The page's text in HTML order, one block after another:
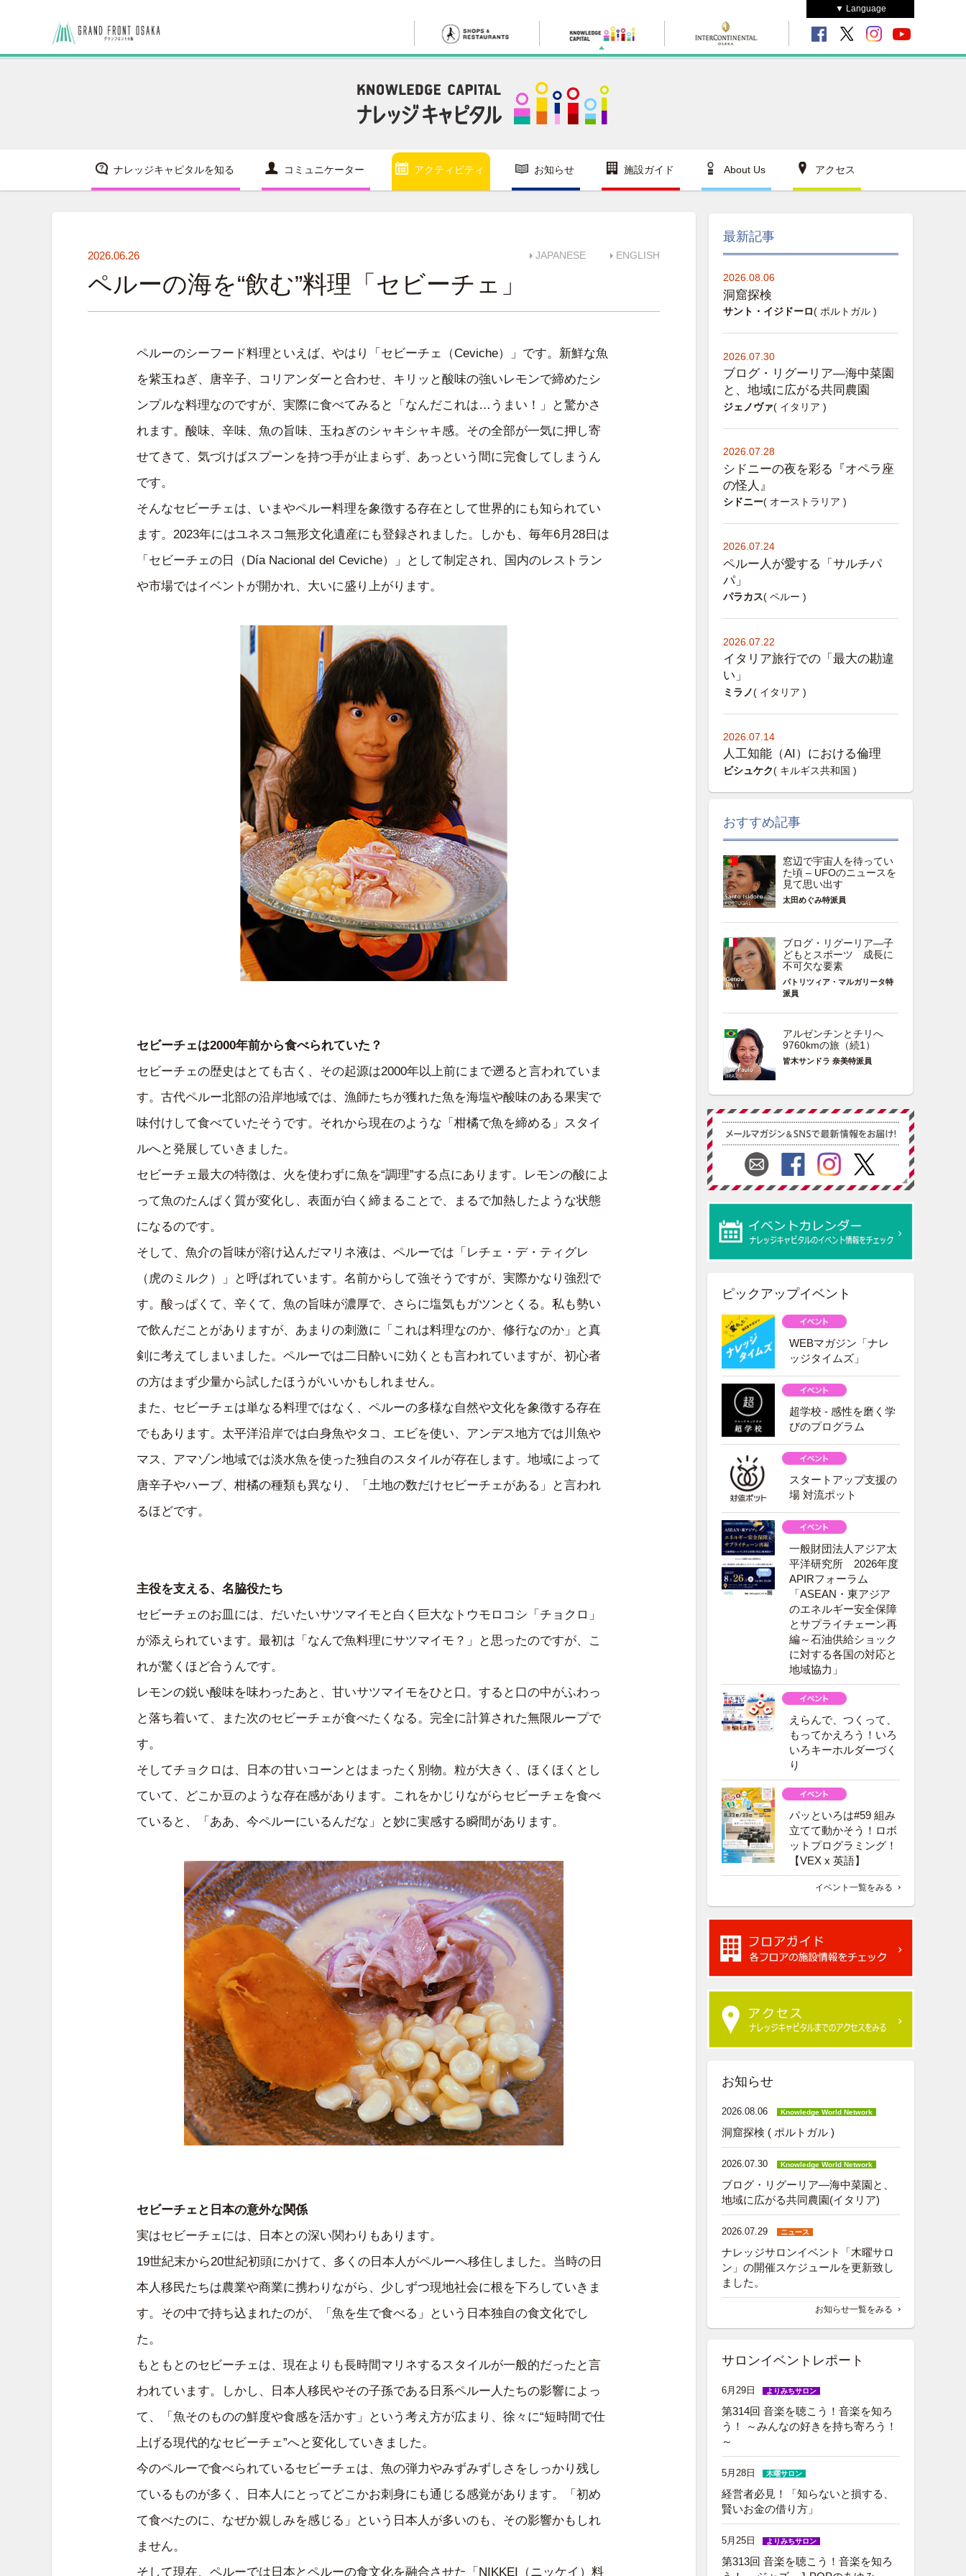
▼ Language
ナレッジキャピタルを知る コミュニケーター アクティビティ お知らせ 施設ガイド About Us アクセス
JAPANESE ENGLISH
2026.06.26
ペルーの海を“飲む”料理「セビーチェ」
ペルーのシーフード料理といえば、やはり「セビーチェ（Ceviche）」です。新鮮な魚
を紫玉ねぎ、唐辛子、コリアンダーと合わせ、キリッと酸味の強いレモンで締めたシ
ンプルな料理なのですが、実際に食べてみると「なんだこれは…うまい！」と驚かさ
れます。酸味、辛味、魚の旨味、玉ねぎのシャキシャキ感。その全部が一気に押し寄
せてきて、気づけばスプーンを持つ手が止まらず、あっという間に完食してしまうん
です。
そんなセビーチェは、いまやペルー料理を象徴する存在として世界的にも知られてい
ます。2023年にはユネスコ無形文化遺産にも登録されました。しかも、毎年6月28日は
「セビーチェの日（Día Nacional del Ceviche）」として制定され、国内のレストラン
や市場ではイベントが開かれ、大いに盛り上がります。
セビーチェは2000年前から食べられていた？
セビーチェの歴史はとても古く、その起源は2000年以上前にまで遡ると言われていま
す。古代ペルー北部の沿岸地域では、漁師たちが獲れた魚を海塩や酸味のある果実で
味付けして食べていたそうです。それから現在のような「柑橘で魚を締める」スタイ
ルへと発展していきました。
セビーチェ最大の特徴は、火を使わずに魚を“調理”する点にあります。レモンの酸によ
って魚のたんぱく質が変化し、表面が白く締まることで、まるで加熱したような状態
になるのです。
そして、魚介の旨味が溶け込んだマリネ液は、ペルーでは「レチェ・デ・ティグレ
（虎のミルク）」と呼ばれています。名前からして強そうですが、実際かなり強烈で
す。酸っぱくて、辛くて、魚の旨味が濃厚で、さらに塩気もガツンとくる。私も勢い
で飲んだことがありますが、あまりの刺激に「これは料理なのか、修行なのか」と真
剣に考えてしまいました。ペルーでは二日酔いに効くとも言われていますが、初心者
の方はまず少量から試したほうがいいかもしれません。
また、セビーチェは単なる料理ではなく、ペルーの多様な自然や文化を象徴する存在
でもあります。太平洋沿岸では白身魚やタコ、エビを使い、アンデス地方では川魚や
マス、アマゾン地域では淡水魚を使った独自のスタイルが存在します。地域によって
唐辛子やハーブ、柑橘の種類も異なり、「土地の数だけセビーチェがある」と言われ
るほどです。
主役を支える、名脇役たち
セビーチェのお皿には、だいたいサツマイモと白く巨大なトウモロコシ「チョクロ」
が添えられています。最初は「なんで魚料理にサツマイモ？」と思ったのですが、こ
れが驚くほど合うんです。
レモンの鋭い酸味を味わったあと、甘いサツマイモをひと口。すると口の中がふわっ
と落ち着いて、また次のセビーチェが食べたくなる。完全に計算された無限ループで
す。
そしてチョクロは、日本の甘いコーンとはまったく別物。粒が大きく、ほくほくとし
ていて、どこか豆のような存在感があります。これをかじりながらセビーチェを食べ
ていると、「ああ、今ペルーにいるんだな」と妙に実感する瞬間があります。
セビーチェと日本の意外な関係
実はセビーチェには、日本との深い関わりもあります。
19世紀末から20世紀初頭にかけて、多くの日本人がペルーへ移住しました。当時の日
本人移民たちは農業や商業に携わりながら、少しずつ現地社会に根を下ろしていきま
す。その中で持ち込まれたのが、「魚を生で食べる」という日本独自の食文化でし
た。
もともとのセビーチェは、現在よりも長時間マリネするスタイルが一般的だったと言
われています。しかし、日本人移民やその子孫である日系ペルー人たちの影響によっ
て、「魚そのものの鮮度や食感を活かす」という考え方が広まり、徐々に“短時間で仕
上げる現代的なセビーチェ”へと変化していきました。
今のペルーで食べられているセビーチェは、魚の弾力やみずみずしさをしっかり残し
ているものが多く、日本人にとってどこかお刺身にも通じる感覚があります。「初め
て食べたのに、なぜか親しみを感じる」という日本人が多いのも、その影響かもしれ
ません。
そして現在、ペルーでは日本とペルーの食文化を融合させた「NIKKEI（ニッケイ）料
最新記事
2026.08.06
洞窟探検
サント・イジドーロ( ポルトガル )
2026.07.30
ブログ・リグーリア―海中菜園
と、地域に広がる共同農園
ジェノヴァ( イタリア )
2026.07.28
シドニーの夜を彩る『オペラ座
の怪人』
シドニー( オーストラリア )
2026.07.24
ペルー人が愛する「サルチパ
パ」
パラカス( ペルー )
2026.07.22
イタリア旅行での「最大の勘違
い」
ミラノ( イタリア )
2026.07.14
人工知能（AI）における倫理
ビシュケク( キルギス共和国 )
おすすめ記事
窓辺で宇宙人を待ってい
た頃 – UFOのニュースを
見て思い出す
太田めぐみ特派員
ブログ・リグーリア―子
どもとスポーツ 成長に
不可欠な要素
パトリツィア・マルガリータ特
派員
アルゼンチンとチリへ
9760kmの旅（続1）
皆木サンドラ 奈美特派員
ピックアップイベント
WEBマガジン「ナレ
ッジタイムズ」
超学校 - 感性を磨く学
びのプログラム
スタートアップ支援の
場 対流ポット
一般財団法人アジア太
平洋研究所 2026年度
APIRフォーラム
「ASEAN・東アジア
のエネルギー安全保障
とサプライチェーン再
編～石油供給ショック
に対する各国の対応と
地域協力」
えらんで、つくって、
もってかえろう！いろ
いろキーホルダーづく
り
パッといろは#59 組み
立てて動かそう！ロボ
ットプログラミング！
【VEX x 英語】
イベント一覧をみる
お知らせ
2026.08.06 Knowledge World Network
洞窟探検 ( ポルトガル )
2026.07.30 Knowledge World Network
ブログ・リグーリア―海中菜園と、
地域に広がる共同農園(イタリア)
2026.07.29 ニュース
ナレッジサロンイベント「木曜サロ
ン」の開催スケジュールを更新致し
ました。
お知らせ一覧をみる
サロンイベントレポート
6月29日 よりみちサロン
第314回 音楽を聴こう！音楽を知ろ
う！ ～みんなの好きを持ち寄ろう！
～
5月28日 木曜サロン
経営者必見！「知らないと損する、
賢いお金の借り方」
5月25日 よりみちサロン
第313回 音楽を聴こう！音楽を知ろ